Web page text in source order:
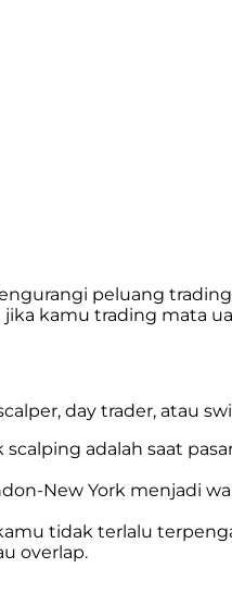
peluang trading
kamu trading mata
day trader, atau
adalah saat
New York menjadi
tidak terlalu
overlap.